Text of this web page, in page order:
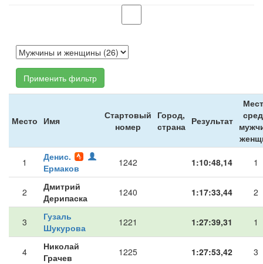
Применить фильтр
Место Имя
Стартовый
номер
Город,
страна Результат
1
Денис.
Ермаков
1242 1:10:48,14 1
2
Дмитрий
Дерипаска
1240 1:17:33,44 2
3
Гузаль
Шукурова
1221 1:27:39,31 1
4
Николай
Грачев
1225 1:27:53,42 3